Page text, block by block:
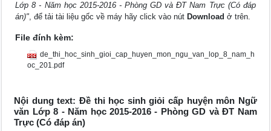
Lớp 8 - Năm học 2015-2016 - Phòng GD và ĐT Nam Trực (Có đáp
án)", để tải tài liệu gốc về máy hãy click vào nút Download ở trên.
File đính kèm:
de_thi_hoc_sinh_gioi_cap_huyen_mon_ngu_van_lop_8_nam_h
oc_201.pdf
Nội dung text: Đề thi học sinh giỏi cấp huyện môn Ngữ
văn Lớp 8 - Năm học 2015-2016 - Phòng GD và ĐT Nam
Trực (Có đáp án)